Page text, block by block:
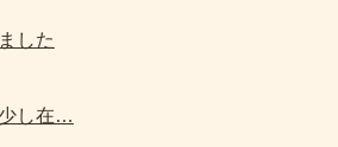
した
し在…